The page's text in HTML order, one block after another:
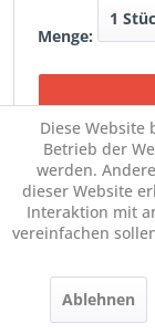
Menge:
Diese Website
Betrieb der
werden.
dieser Website
Interaktion mit
vereinfachen
Ablehnen